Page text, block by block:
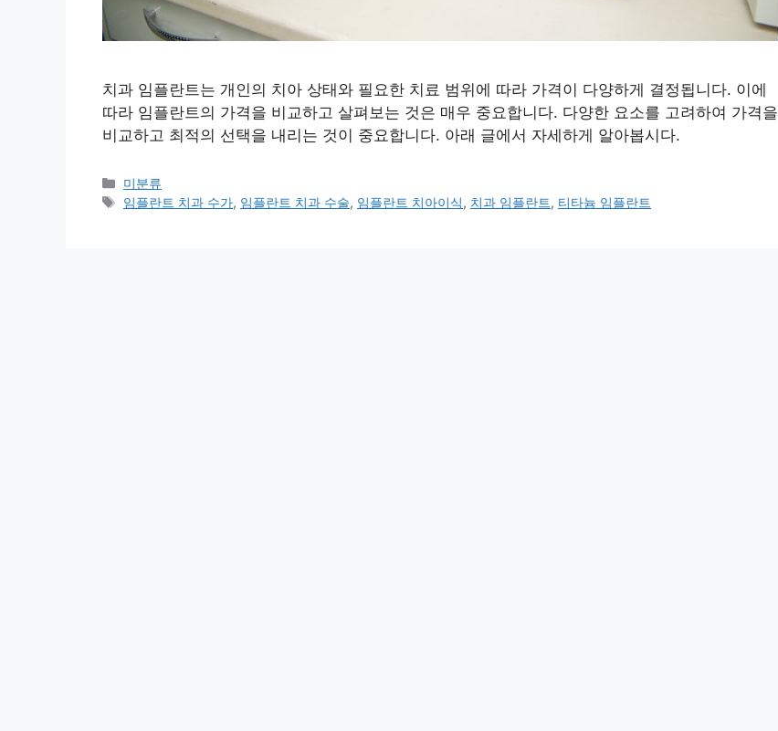
치과 임플란트는 개인의 치아 상태와 필요한 치료 범위에 따라 가격이 다양하게 결정됩니다. 이에
따라 임플란트의 가격을 비교하고 살펴보는 것은 매우 중요합니다. 다양한 요소를 고려하여 가격을
비교하고 최적의 선택을 내리는 것이 중요합니다. 아래 글에서 자세하게 알아봅시다.
Categories
미분류
Tags
임플란트 치과 수가, 임플란트 치과 수술, 임플란트 치아이식, 치과 임플란트, 티타늄 임플란트